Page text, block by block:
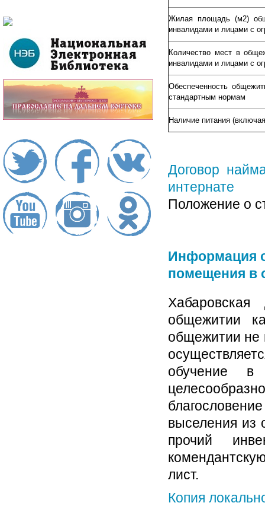
Жилая площадь (м2)
инвалидами и лицами с
Количество мест в
инвалидами и лицами с
Обеспеченность
стандартным нормам
Наличие питания
Договор
интернате
Положение о
Информация
помещения в
общежитии
общежитии не
обучение
выселения из
прочий
лист.
Копия